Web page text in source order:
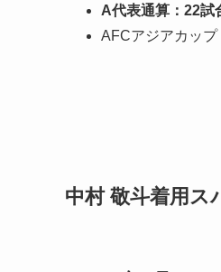
A代表通算：22試
AFCアジアカップ
中村 敬斗着用ス